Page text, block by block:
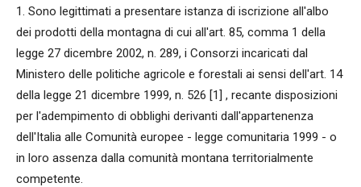
1. Sono legittimati a presentare istanza di iscrizione all'albo
dei prodotti della montagna di cui all'art. 85, comma 1 della
legge 27 dicembre 2002, n. 289, i Consorzi incaricati dal
Ministero delle politiche agricole e forestali ai sensi dell'art. 14
della legge 21 dicembre 1999, n. 526 [1] , recante disposizioni
per l'adempimento di obblighi derivanti dall'appartenenza
dell'Italia alle Comunità europee - legge comunitaria 1999 - o
in loro assenza dalla comunità montana territorialmente
competente.